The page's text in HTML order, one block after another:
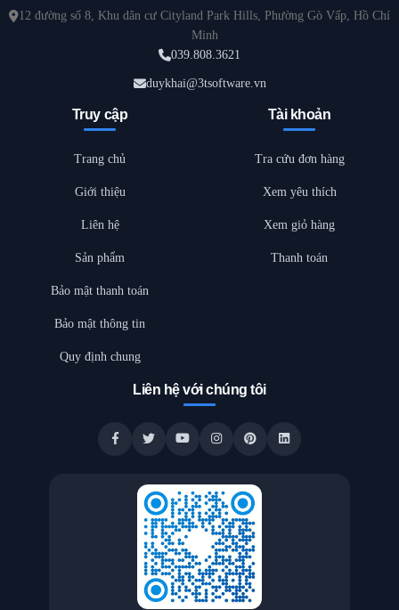
12 đường số 8, Khu dân cư Cityland Park Hills, Phường Gò Vấp, Hồ Chí
Minh
039.808.3621
duykhai@3tsoftware.vn
Truy cập
Trang chủ
Giới thiệu
Liên hệ
Sản phẩm
Bảo mật thanh toán
Bảo mật thông tin
Quy định chung
Tài khoản
Tra cứu đơn hàng
Xem yêu thích
Xem giỏ hàng
Thanh toán
Liên hệ với chúng tôi